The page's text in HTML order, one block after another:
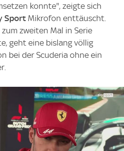
konnte", zeigte sich
Sport Mikrofon enttäuscht.
zweiten Mal in Serie
geht eine bislang völlig
bei der Scuderia ohne ein